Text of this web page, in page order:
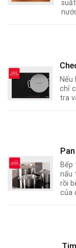
Nếu
chỉ
tra
Bếp
nấu
rồi
của